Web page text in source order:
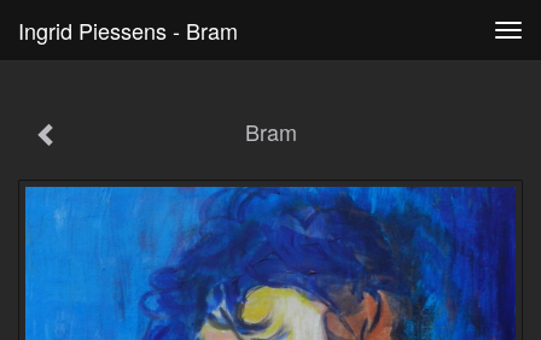
Ingrid Piessens - Bram
Bram